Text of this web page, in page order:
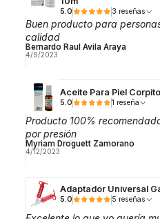
5.0 3 reseñas
Buen producto para
calidad
Bernardo Raul Avila Araya
4/9/2023
Aceite Para Piel
5.0 1 reseña
Producto 100%
por presión
Myriam Droguett Zamorano
4/12/2023
Adaptador Universal
5.0 5 reseñas